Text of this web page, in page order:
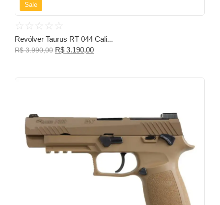
Sale
☆ ☆ ☆ ☆ ☆
Revólver Taurus RT 044 Cali...
R$3.990,00 R$ 3.190,00